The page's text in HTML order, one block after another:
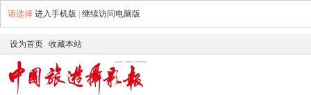
请选择 进入手机版 继续访问电脑版
设为首页 收藏本站